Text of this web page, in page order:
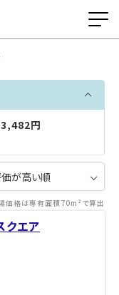
円
価格は専有面積70m²で算出
クエア